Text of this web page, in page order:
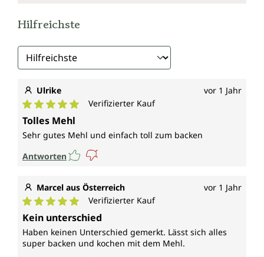
Hilfreichste
Ulrike vor 1 Jahr
Durchschnittliche Bewertung von 5 von 5 Sternen
Verifizierter Kauf
Tolles Mehl
Sehr gutes Mehl und einfach toll zum backen
Antworten
Marcel aus Österreich vor 1 Jahr
Durchschnittliche Bewertung von 5 von 5 Sternen
Verifizierter Kauf
Kein unterschied
Haben keinen Unterschied gemerkt. Lässt sich alles
super backen und kochen mit dem Mehl.